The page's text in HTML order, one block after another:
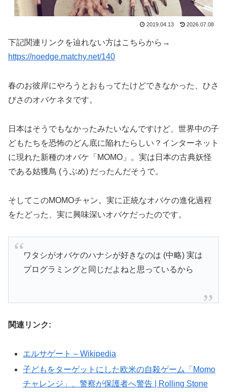
2019.04.13 2026.07.08
下記関連リンクを辿れない方はこちらから→
https://noedge.matchy.net/140
春のお彼岸にやろうとおもってたけどできなかった、ひさ
びさのオバケネタです。
日本はそうでもなかったみたいなんですけど、世界中の子
どもたちを恐怖のどん底に陥れたらしい？インターネット
に現れた新種のオバケ「MOMO」。実は日本の古典妖怪
である姑獲鳥 (うぶめ) だったんだそうで。
そしてこのMOMOチャン。実に正統なオバケの進化過程
をたどった、実に興味深いオバケだったのです。
ワタシがオバケのハナシが好きなのは (中略) 実は
プログラミングと同じだよねと思っているから
関連リンク:
エルサゲート – Wikipedia
子どもをターゲットにした欧米の自殺ゲーム「Momo
チャレンジ」、警察が保護者へ警告 | Rolling Stone